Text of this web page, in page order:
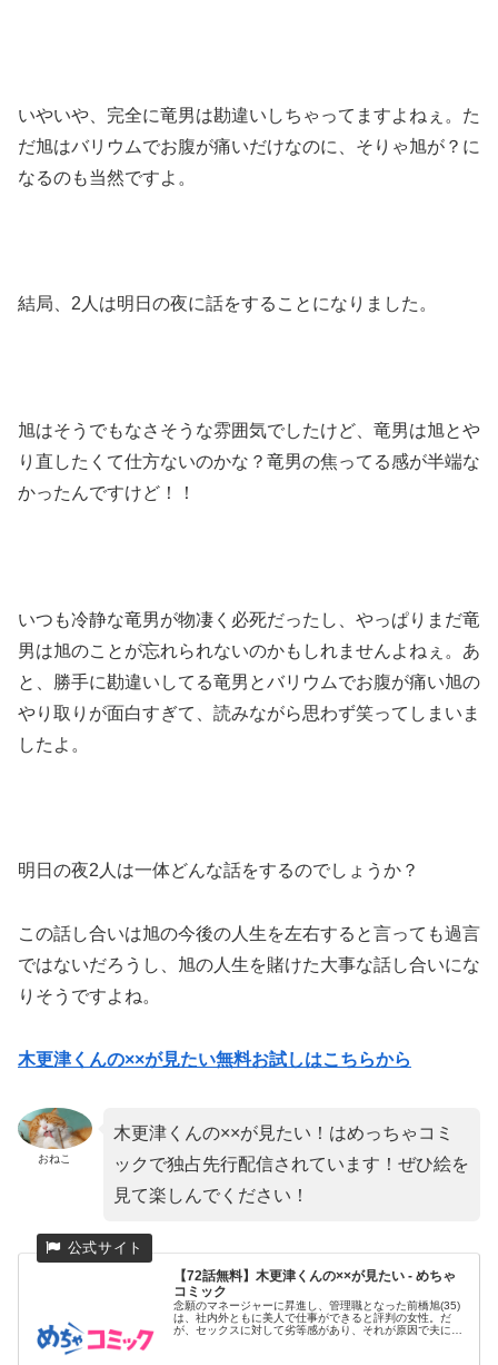
いやいや、完全に竜男は勘違いしちゃってますよねぇ。た
だ旭はバリウムでお腹が痛いだけなのに、そりゃ旭が？に
なるのも当然ですよ。
結局、2人は明日の夜に話をすることになりました。
旭はそうでもなさそうな雰囲気でしたけど、竜男は旭とや
り直したくて仕方ないのかな？竜男の焦ってる感が半端な
かったんですけど！！
いつも冷静な竜男が物凄く必死だったし、やっぱりまだ竜
男は旭のことが忘れられないのかもしれませんよねぇ。あ
と、勝手に勘違いしてる竜男とバリウムでお腹が痛い旭の
やり取りが面白すぎて、読みながら思わず笑ってしまいま
したよ。
明日の夜2人は一体どんな話をするのでしょうか？
この話し合いは旭の今後の人生を左右すると言っても過言
ではないだろうし、旭の人生を賭けた大事な話し合いにな
りそうですよね。
木更津くんの××が見たい無料お試しはこちらから
おねこ
木更津くんの××が見たい！はめっちゃコミ
ックで独占先行配信されています！ぜひ絵を
見て楽しんでください！
【72話無料】木更津くんの××が見たい - めちゃ
コミック
念願のマネージャーに昇進し、管理職となった前橋旭(35)
は、社内外ともに美人で仕事ができると評判の女性。だ
が、セックスに対して劣等感があり、それが原因で夫にも